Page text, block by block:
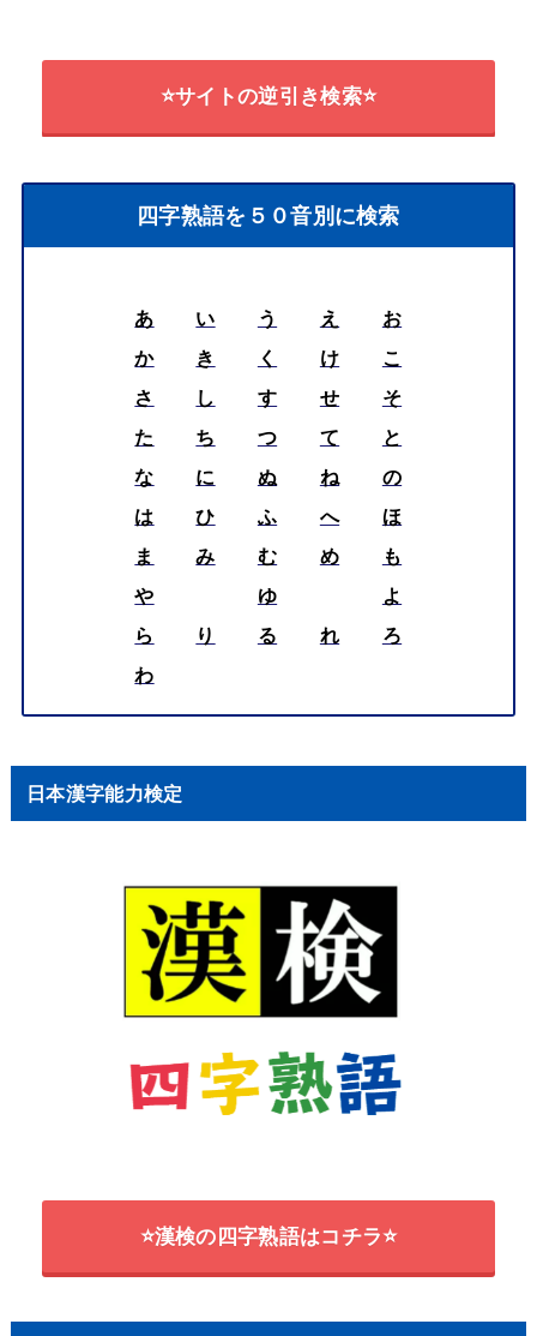
⭐サイトの逆引き検索⭐
四字熟語を５０音別に検索
あ い う え
お
か
き く け
こ
さ
し す せ
そ
た
ち つ て
と
な
に ぬ ね
の
は
ひ ふ へ
ほ
ま
み む め
も
や
ゆ
よ
ら
り る れ
ろ
わ
日本漢字能力検定
⭐漢検の四字熟語はコチラ⭐